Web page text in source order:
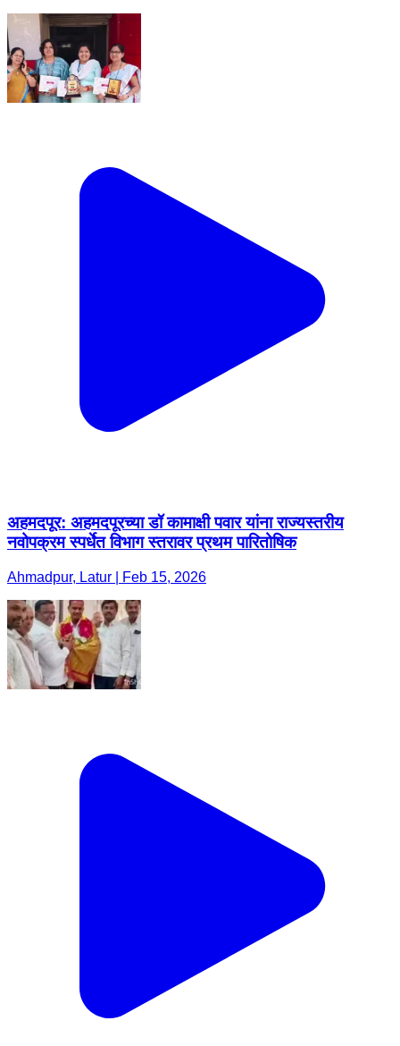
अहमदपूर: अहमदपूरच्या डॉ कामाक्षी पवार यांना राज्यस्तरीय
नवोपक्रम स्पर्धेत विभाग स्तरावर प्रथम पारितोषिक
Ahmadpur, Latur | Feb 15, 2026